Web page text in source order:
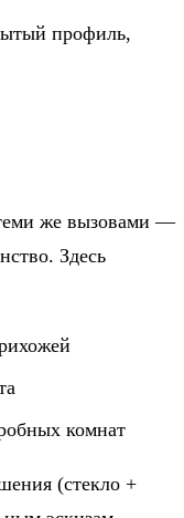
профиль,
же вызовами —
Здесь
комнат
(стекло +